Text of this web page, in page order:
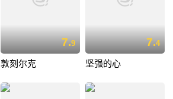
7.9
敦刻尔克
7.4
坚强的心